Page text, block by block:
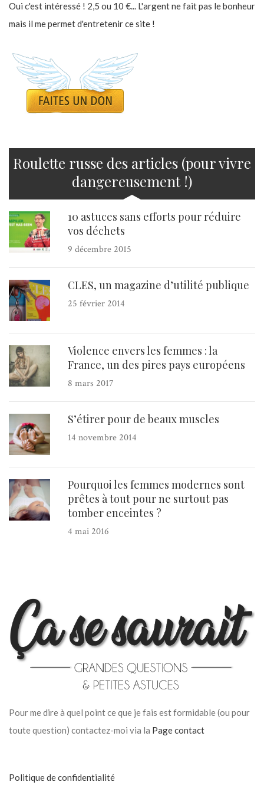
Oui c'est intéressé ! 2,5 ou 10 €... L'argent ne fait pas le bonheur
mais il me permet d'entretenir ce site !
Roulette russe des articles (pour vivre
dangereusement !)
10 astuces sans efforts pour réduire
vos déchets
9 décembre 2015
CLES, un magazine d’utilité publique
25 février 2014
Violence envers les femmes : la
France, un des pires pays européens
8 mars 2017
S’étirer pour de beaux muscles
14 novembre 2014
Pourquoi les femmes modernes sont
prêtes à tout pour ne surtout pas
tomber enceintes ?
4 mai 2016
Pour me dire à quel point ce que je fais est formidable (ou pour
toute question) contactez-moi via la Page contact
Politique de confidentialité